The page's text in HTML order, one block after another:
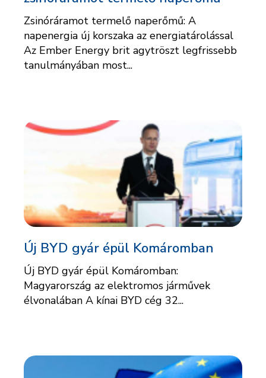
Zsinóráramot termelő naperőmű: A
napenergia új korszaka az energiatárolással
Az Ember Energy brit agytröszt legfrissebb
tanulmányában most...
Új BYD gyár épül Komáromban
Új BYD gyár épül Komáromban:
Magyarország az elektromos járművek
élvonalában A kínai BYD cég 32...